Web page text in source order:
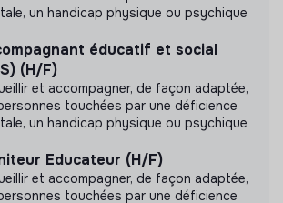
certifications
n'a pas souhaité nous
les labels ou certifications qu'elle a
un handicap physique ou psychique
éducatif et social
(H/F)
et accompagner, de façon adaptée,
touchées par une déficience
un handicap physique ou psychique
Educateur (H/F)
et accompagner, de façon adaptée,
touchées par une déficience